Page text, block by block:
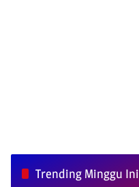
Trending Minggu Ini